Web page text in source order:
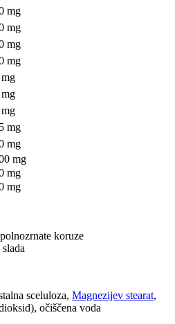
mg
mg
mg
mg
mg
mg
mg
mg
mg
koruze
sceluloza, Magnezijev stearat,
očiščena voda